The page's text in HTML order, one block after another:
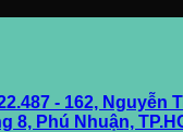
- 162, Nguyễn
8, Phú Nhuận,